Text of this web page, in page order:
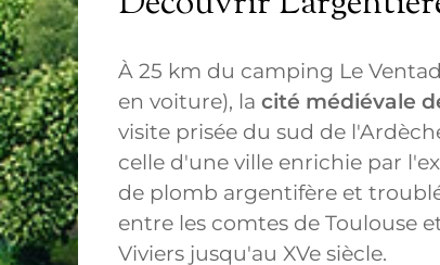
À 25 km du camping Le
en voiture), la cité médiévale
visite prisée du sud de
celle d'une ville enrichie par
de plomb argentifère et
entre les comtes de Toulouse
Viviers jusqu'au XVe siècle.